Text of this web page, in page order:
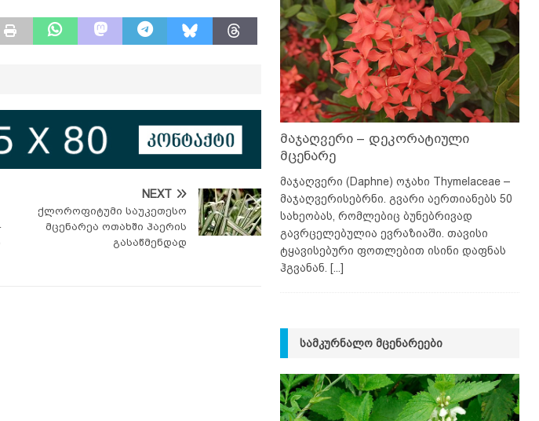
NEXT
ქლოროფიტუმი საუკეთესო
მცენარეა ოთახში ჰაერის
გასაწმენდად
მაჯაღვერი – დეკორატიული
მცენარე
მაჯაღვერი (Daphne) ოჯახი Thymelaceae –
მაჯაღვერისებრნი. გვარი აერთიანებს 50
სახეობას, რომლებიც ბუნებრივად
გავრცელებულია ევრაზიაში. თავისი
ტყავისებური ფოთლებით ისინი დაფნას
ჰგვანან. [...]
ᲡᲐᲛᲙᲣᲠᲜᲐᲚᲝ ᲛᲪᲔᲜᲐᲠᲔᲔᲑᲘ